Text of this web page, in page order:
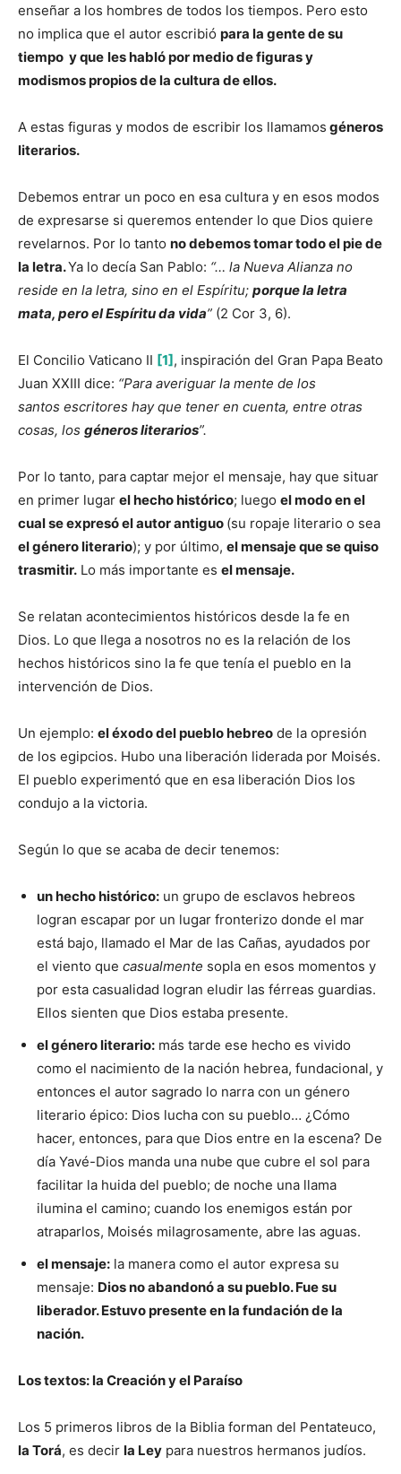
enseñar a los hombres de todos los tiempos. Pero esto
no implica que el autor escribió para la gente de su
tiempo y que les habló por medio de figuras y
modismos propios de la cultura de ellos.
A estas figuras y modos de escribir los llamamos géneros
literarios.
Debemos entrar un poco en esa cultura y en esos modos
de expresarse si queremos entender lo que Dios quiere
revelarnos. Por lo tanto no debemos tomar todo el pie de
la letra.Ya lo decía San Pablo: “… la Nueva Alianza no
reside en la letra, sino en el Espíritu; porque la letra
mata, pero el Espíritu da vida” (2 Cor 3, 6).
El Concilio Vaticano II [1], inspiración del Gran Papa Beato
Juan XXIII dice: “Para averiguar la mente de los
santos escritores hay que tener en cuenta, entre otras
cosas, los géneros literarios”.
Por lo tanto, para captar mejor el mensaje, hay que situar
en primer lugar el hecho histórico; luego el modo en el
cual se expresó el autor antiguo (su ropaje literario o sea
el género literario); y por último, el mensaje que se quiso
trasmitir. Lo más importante es el mensaje.
Se relatan acontecimientos históricos desde la fe en
Dios. Lo que llega a nosotros no es la relación de los
hechos históricos sino la fe que tenía el pueblo en la
intervención de Dios.
Un ejemplo: el éxodo del pueblo hebreo de la opresión
de los egipcios. Hubo una liberación liderada por Moisés.
El pueblo experimentó que en esa liberación Dios los
condujo a la victoria.
Según lo que se acaba de decir tenemos:
un hecho histórico: un grupo de esclavos hebreos
logran escapar por un lugar fronterizo donde el mar
está bajo, llamado el Mar de las Cañas, ayudados por
el viento que casualmente sopla en esos momentos y
por esta casualidad logran eludir las férreas guardias.
Ellos sienten que Dios estaba presente.
el género literario: más tarde ese hecho es vivido
como el nacimiento de la nación hebrea, fundacional, y
entonces el autor sagrado lo narra con un género
literario épico: Dios lucha con su pueblo… ¿Cómo
hacer, entonces, para que Dios entre en la escena? De
día Yavé-Dios manda una nube que cubre el sol para
facilitar la huida del pueblo; de noche una llama
ilumina el camino; cuando los enemigos están por
atraparlos, Moisés milagrosamente, abre las aguas.
el mensaje: la manera como el autor expresa su
mensaje: Dios no abandonó a su pueblo. Fue su
liberador. Estuvo presente en la fundación de la
nación.
Los textos: la Creación y el Paraíso
Los 5 primeros libros de la Biblia forman del Pentateuco,
la Torá, es decir la Ley para nuestros hermanos judíos.